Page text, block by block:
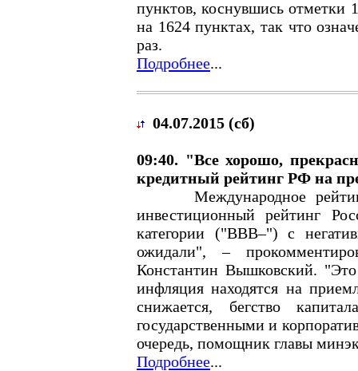
пунктов, коснувшись отметки
на 1624 пунктах, так что
раз.
Подробнее...
04.07.2015 (сб)
09:40. "Все хорошо,
кредитный рейтинг РФ на
Международное
инвестиционный рейтинг
категории ("BBB–") с
ожидали", –
Константин Вышковский.
инфляция находятся на
снижается, бегство
государственными и
очередь, помощник главы
Подробнее...